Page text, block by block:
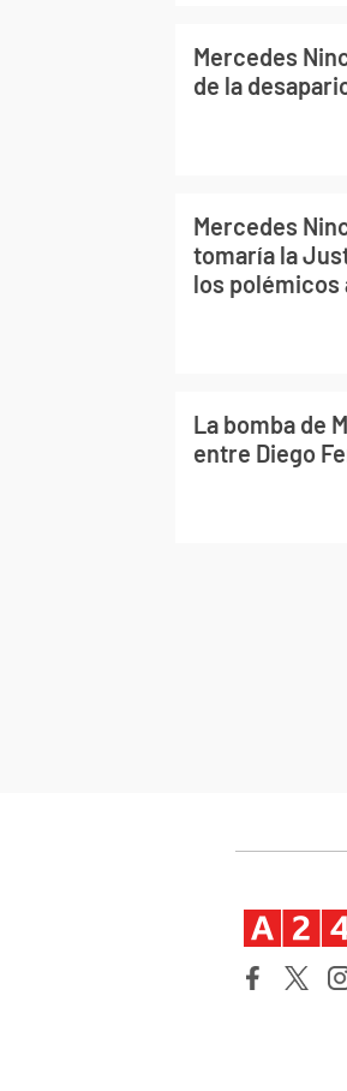
Mercedes
de la
Mercedes
tomaría la
los polémicos
La bomba de
entre Diego